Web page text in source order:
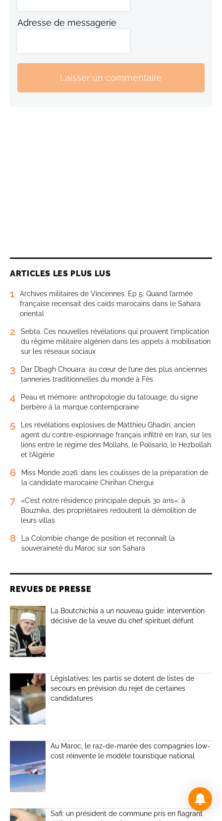
Adresse de messagerie
Laisser un commentaire
ARTICLES LES PLUS LUS
1
Archives militaires de Vincennes. Ep 5. Quand l’armée
française recensait des caïds marocains dans le Sahara
oriental
2
Sebta. Ces nouvelles révélations qui prouvent l’implication
du régime militaire algérien dans les appels à mobilisation
sur les réseaux sociaux
3
Dar Dbagh Chouara: au cœur de l’une des plus anciennes
tanneries traditionnelles du monde à Fès
4
Peau et mémoire: anthropologie du tatouage, du signe
berbère à la marque contemporaine
5
Les révélations explosives de Matthieu Ghadiri, ancien
agent du contre-espionnage français infiltré en Iran, sur les
liens entre le régime des Mollahs, le Polisario, le Hezbollah
et l’Algérie
6
Miss Monde 2026: dans les coulisses de la préparation de
la candidate marocaine Chirihan Chergui
7
«C’est notre résidence principale depuis 30 ans»: à
Bouznika, des propriétaires redoutent la démolition de
leurs villas
8
La Colombie change de position et reconnaît la
souveraineté du Maroc sur son Sahara
REVUES DE PRESSE
La Boutchichia a un nouveau guide: intervention
décisive de la veuve du chef spirituel défunt
Législatives: les partis se dotent de listes de
secours en prévision du rejet de certaines
candidatures
Au Maroc, le raz-de-marée des compagnies low-
cost réinvente le modèle touristique national
Safi: un président de commune pris en flagrant